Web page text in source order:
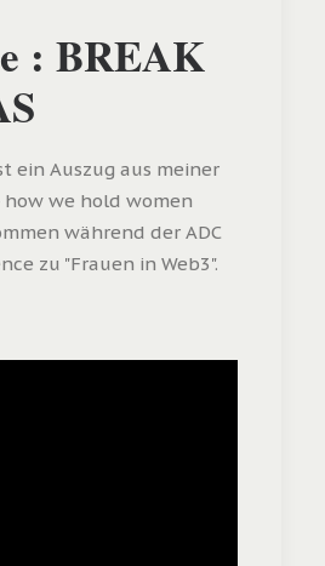
: BREAK
ein Auszug aus meiner
how we hold women
während der ADC
zu "Frauen in Web3".